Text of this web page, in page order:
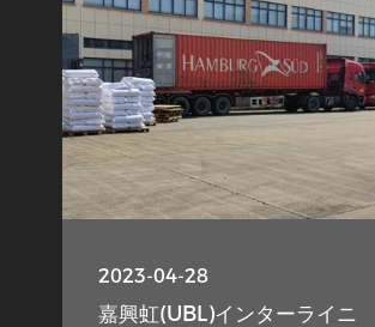
2023-04-28
嘉興虹(UBL)インターライニ